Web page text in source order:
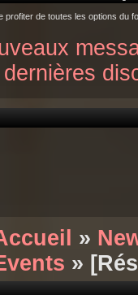
profiter de toutes les options du
»
»